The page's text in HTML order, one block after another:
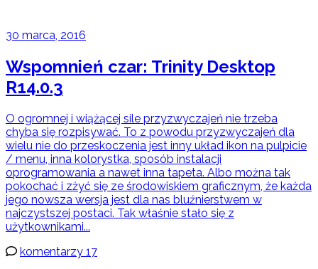
30 marca, 2016
Wspomnień czar: Trinity Desktop
R14.0.3
O ogromnej i wiążącej sile przyzwyczajeń nie trzeba
chyba się rozpisywać. To z powodu przyzwyczajeń dla
wielu nie do przeskoczenia jest inny układ ikon na pulpicie
/ menu, inna kolorystka, sposób instalacji
oprogramowania a nawet inna tapeta. Albo można tak
pokochać i zżyć się ze środowiskiem graficznym, że każda
jego nowsza wersja jest dla nas bluźnierstwem w
najczystszej postaci. Tak właśnie stało się z
użytkownikami...
komentarzy 17